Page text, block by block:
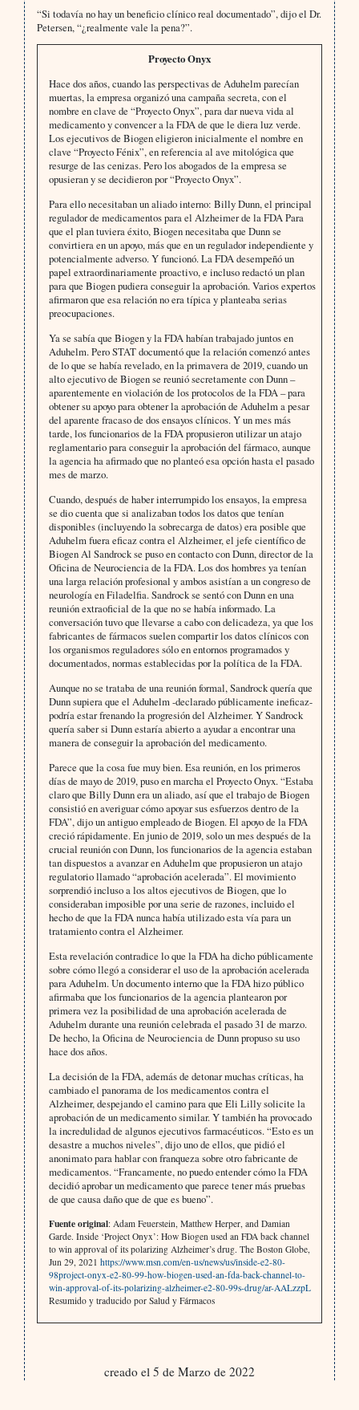
“Si todavía no hay un beneficio clínico real documentado”, dijo el Dr.
Petersen, “¿realmente vale la pena?”.
Proyecto Onyx
Hace dos años, cuando las perspectivas de Aduhelm parecían
muertas, la empresa organizó una campaña secreta, con el
nombre en clave de “Proyecto Onyx”, para dar nueva vida al
medicamento y convencer a la FDA de que le diera luz verde.
Los ejecutivos de Biogen eligieron inicialmente el nombre en
clave “Proyecto Fénix”, en referencia al ave mitológica que
resurge de las cenizas. Pero los abogados de la empresa se
opusieran y se decidieron por “Proyecto Onyx”.
Para ello necesitaban un aliado interno: Billy Dunn, el principal
regulador de medicamentos para el Alzheimer de la FDA Para
que el plan tuviera éxito, Biogen necesitaba que Dunn se
convirtiera en un apoyo, más que en un regulador independiente y
potencialmente adverso. Y funcionó. La FDA desempeñó un
papel extraordinariamente proactivo, e incluso redactó un plan
para que Biogen pudiera conseguir la aprobación. Varios expertos
afirmaron que esa relación no era típica y planteaba serias
preocupaciones.
Ya se sabía que Biogen y la FDA habían trabajado juntos en
Aduhelm. Pero STAT documentó que la relación comenzó antes
de lo que se había revelado, en la primavera de 2019, cuando un
alto ejecutivo de Biogen se reunió secretamente con Dunn –
aparentemente en violación de los protocolos de la FDA – para
obtener su apoyo para obtener la aprobación de Aduhelm a pesar
del aparente fracaso de dos ensayos clínicos. Y un mes más
tarde, los funcionarios de la FDA propusieron utilizar un atajo
reglamentario para conseguir la aprobación del fármaco, aunque
la agencia ha afirmado que no planteó esa opción hasta el pasado
mes de marzo.
Cuando, después de haber interrumpido los ensayos, la empresa
se dio cuenta que si analizaban todos los datos que tenían
disponibles (incluyendo la sobrecarga de datos) era posible que
Aduhelm fuera eficaz contra el Alzheimer, el jefe científico de
Biogen Al Sandrock se puso en contacto con Dunn, director de la
Oficina de Neurociencia de la FDA. Los dos hombres ya tenían
una larga relación profesional y ambos asistían a un congreso de
neurología en Filadelfia. Sandrock se sentó con Dunn en una
reunión extraoficial de la que no se había informado. La
conversación tuvo que llevarse a cabo con delicadeza, ya que los
fabricantes de fármacos suelen compartir los datos clínicos con
los organismos reguladores sólo en entornos programados y
documentados, normas establecidas por la política de la FDA.
Aunque no se trataba de una reunión formal, Sandrock quería que
Dunn supiera que el Aduhelm -declarado públicamente ineficaz-
podría estar frenando la progresión del Alzheimer. Y Sandrock
quería saber si Dunn estaría abierto a ayudar a encontrar una
manera de conseguir la aprobación del medicamento.
Parece que la cosa fue muy bien. Esa reunión, en los primeros
días de mayo de 2019, puso en marcha el Proyecto Onyx. “Estaba
claro que Billy Dunn era un aliado, así que el trabajo de Biogen
consistió en averiguar cómo apoyar sus esfuerzos dentro de la
FDA”, dijo un antiguo empleado de Biogen. El apoyo de la FDA
creció rápidamente. En junio de 2019, solo un mes después de la
crucial reunión con Dunn, los funcionarios de la agencia estaban
tan dispuestos a avanzar en Aduhelm que propusieron un atajo
regulatorio llamado “aprobación acelerada”. El movimiento
sorprendió incluso a los altos ejecutivos de Biogen, que lo
consideraban imposible por una serie de razones, incluido el
hecho de que la FDA nunca había utilizado esta vía para un
tratamiento contra el Alzheimer.
Esta revelación contradice lo que la FDA ha dicho públicamente
sobre cómo llegó a considerar el uso de la aprobación acelerada
para Aduhelm. Un documento interno que la FDA hizo público
afirmaba que los funcionarios de la agencia plantearon por
primera vez la posibilidad de una aprobación acelerada de
Aduhelm durante una reunión celebrada el pasado 31 de marzo.
De hecho, la Oficina de Neurociencia de Dunn propuso su uso
hace dos años.
La decisión de la FDA, además de detonar muchas críticas, ha
cambiado el panorama de los medicamentos contra el
Alzheimer, despejando el camino para que Eli Lilly solicite la
aprobación de un medicamento similar. Y también ha provocado
la incredulidad de algunos ejecutivos farmacéuticos. “Esto es un
desastre a muchos niveles”, dijo uno de ellos, que pidió el
anonimato para hablar con franqueza sobre otro fabricante de
medicamentos. “Francamente, no puedo entender cómo la FDA
decidió aprobar un medicamento que parece tener más pruebas
de que causa daño que de que es bueno”.
Fuente original: Adam Feuerstein, Matthew Herper, and Damian
Garde. Inside ‘Project Onyx’: How Biogen used an FDA back channel
to win approval of its polarizing Alzheimer’s drug. The Boston Globe,
Jun 29, 2021 https://www.msn.com/en-us/news/us/inside-e2-80-
98project-onyx-e2-80-99-how-biogen-used-an-fda-back-channel-to-
win-approval-of-its-polarizing-alzheimer-e2-80-99s-drug/ar-AALzzpL
Resumido y traducido por Salud y Fármacos
creado el 5 de Marzo de 2022